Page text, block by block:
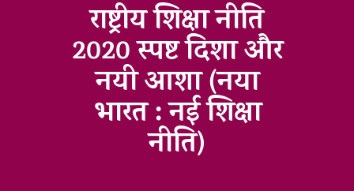
राष्ट्रीय शिक्षा नीति
2020 स्पष्ट दिशा और
नयी आशा (नया
भारत : नई शिक्षा
नीति)